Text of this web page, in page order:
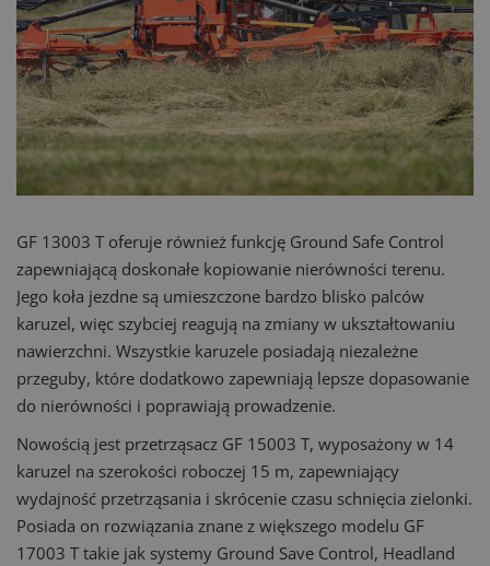
GF 13003 T oferuje również funkcję Ground Safe Control
zapewniającą doskonałe kopiowanie nierówności terenu.
Jego koła jezdne są umieszczone bardzo blisko palców
karuzel, więc szybciej reagują na zmiany w ukształtowaniu
nawierzchni. Wszystkie karuzele posiadają niezależne
przeguby, które dodatkowo zapewniają lepsze dopasowanie
do nierówności i poprawiają prowadzenie.
Nowością jest przetrząsacz GF 15003 T, wyposażony w 14
karuzel na szerokości roboczej 15 m, zapewniający
wydajność przetrząsania i skrócenie czasu schnięcia zielonki.
Posiada on rozwiązania znane z większego modelu GF
17003 T takie jak systemy Ground Save Control, Headland